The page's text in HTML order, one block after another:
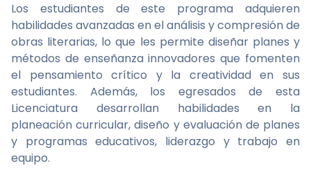
Los estudiantes de este programa adquieren
habilidades avanzadas en el análisis y compresión de
obras literarias, lo que les permite diseñar planes y
métodos de enseñanza innovadores que fomenten
el pensamiento crítico y la creatividad en sus
estudiantes. Además, los egresados de esta
Licenciatura desarrollan habilidades en la
planeación curricular, diseño y evaluación de planes
y programas educativos, liderazgo y trabajo en
equipo.